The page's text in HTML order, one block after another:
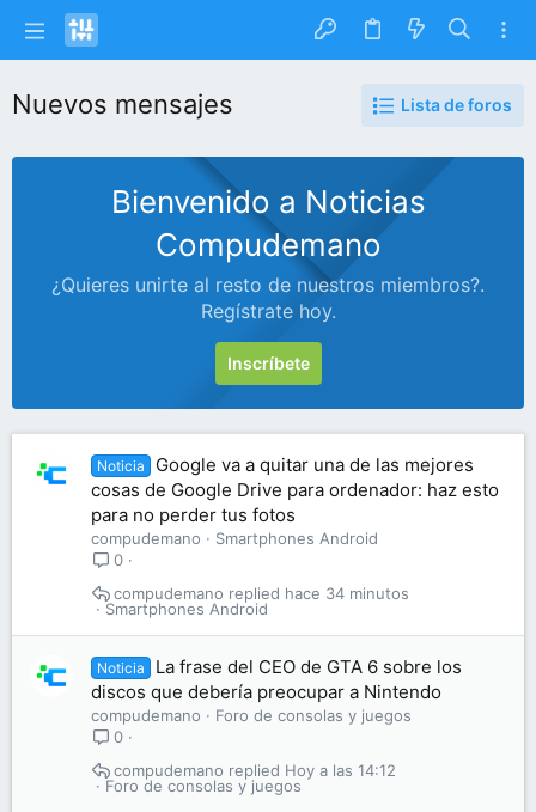
Nuevos mensajes Lista de foros
Bienvenido a Noticias
Compudemano
¿Quieres unirte al resto de nuestros miembros?.
Regístrate hoy.
Inscríbete
Noticia
Google va a quitar una de las mejores
cosas de Google Drive para ordenador: haz esto
para no perder tus fotos
compudemano
Smartphones Android
0
Smartphones Android
hace 34 minutos
compudemano
Noticia
La frase del CEO de GTA 6 sobre los
discos que debería preocupar a Nintendo
compudemano
Foro de consolas y juegos
0
Foro de consolas y juegos
Hoy a las 14:12
compudemano